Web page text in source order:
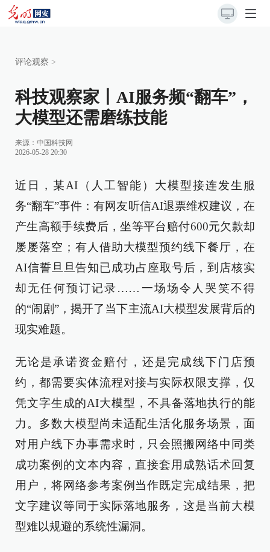
评论观察 >
科技观察家丨AI服务频“翻车”，
大模型还需磨练技能
来源： 中国科技网
2026-05-28 20:30
近日，某AI（人工智能）大模型接连发生服
务“翻车”事件：有网友听信AI退票维权建议，在
产生高额手续费后，坐等平台赔付600元欠款却
屡屡落空；有人借助大模型预约线下餐厅，在
AI信誓旦旦告知已成功占座取号后，到店核实
却无任何预订记录……一场场令人哭笑不得
的“闹剧”，揭开了当下主流AI大模型发展背后的
现实难题。
无论是承诺资金赔付，还是完成线下门店预
约，都需要实体流程对接与实际权限支撑，仅
凭文字生成的AI大模型，不具备落地执行的能
力。多数大模型尚未适配生活化服务场景，面
对用户线下办事需求时，只会照搬网络中同类
成功案例的文本内容，直接套用成熟话术回复
用户，将网络参考案例当作既定完成结果，把
文字建议等同于实际落地服务，这是当前大模
型难以规避的系统性漏洞。